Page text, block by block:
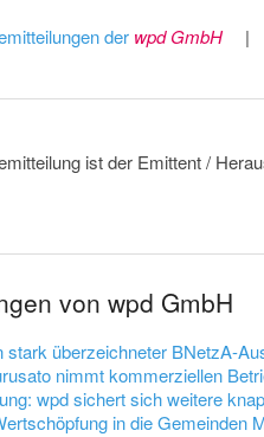
der wpd GmbH |
ist der Emittent /
von wpd GmbH
überzeichneter BNetzA-
nimmt kommerziellen
wpd sichert sich weitere
in die Gemeinden